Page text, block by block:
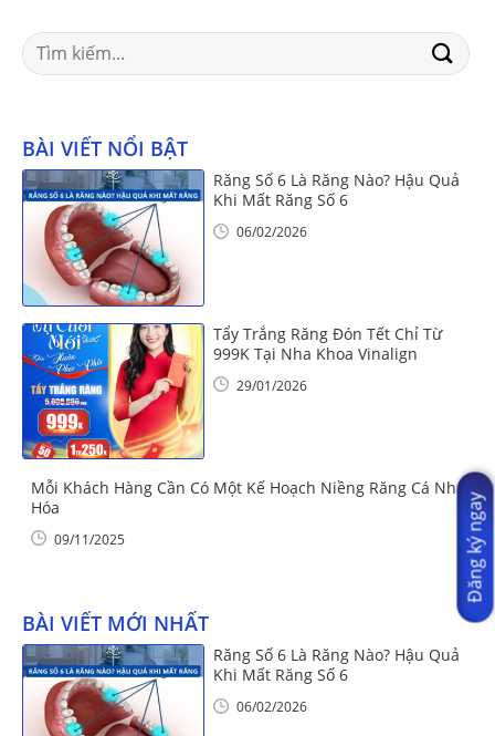
Search
for:
BÀI VIẾT NỔI BẬT
Răng Số 6 Là Răng Nào? Hậu Quả
Khi Mất Răng Số 6
06/02/2026
Tẩy Trắng Răng Đón Tết Chỉ Từ
999K Tại Nha Khoa Vinalign
29/01/2026
Mỗi Khách Hàng Cần Có Một Kế Hoạch Niềng Răng Cá Nhân
Hóa
09/11/2025
BÀI VIẾT MỚI NHẤT
Răng Số 6 Là Răng Nào? Hậu Quả
Khi Mất Răng Số 6
06/02/2026
Đăng ký ngay